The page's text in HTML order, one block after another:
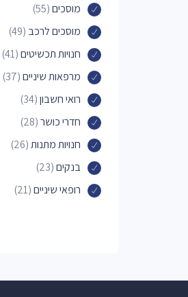
מוסכים(55)
מוסכים לרכב (49)
חנויות תכשיטים(41)
מרפאות שיניים(37)
רואי חשבון(34)
חדרי כושר(28)
חנויות מתנות(26)
בנקים(23)
רופאי שיניים(21)
בתי חולים(17)